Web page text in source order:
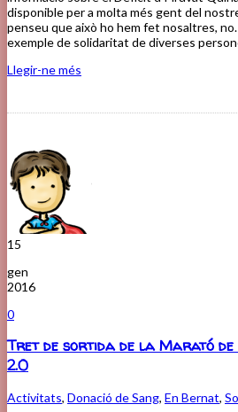
disponible per a molta més gent del
penseu que això ho hem fet nosaltres,
exemple de solidaritat de diverses
Llegir-ne més
15
gen
2016
0
Tret de sortida de la Marató de
2.0
Activitats, Donació de Sang, En Bernat,